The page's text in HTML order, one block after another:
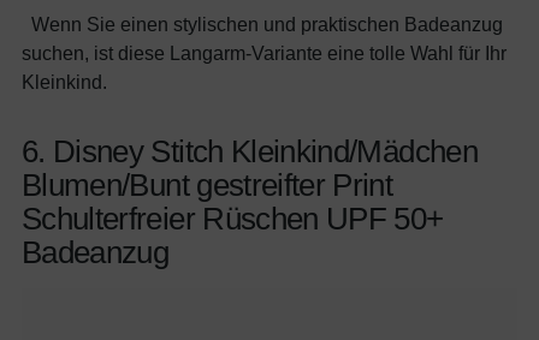
Wenn Sie einen stylischen und praktischen Badeanzug
suchen, ist diese Langarm-Variante eine tolle Wahl für Ihr
Kleinkind.
6. Disney Stitch Kleinkind/Mädchen
Blumen/Bunt gestreifter Print
Schulterfreier Rüschen UPF 50+
Badeanzug